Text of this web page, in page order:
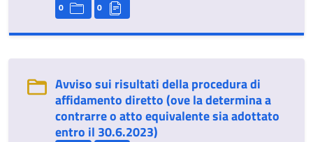
0 0
Avviso sui risultati della procedura di
affidamento diretto (ove la determina a
contrarre o atto equivalente sia adottato
entro il 30.6.2023)